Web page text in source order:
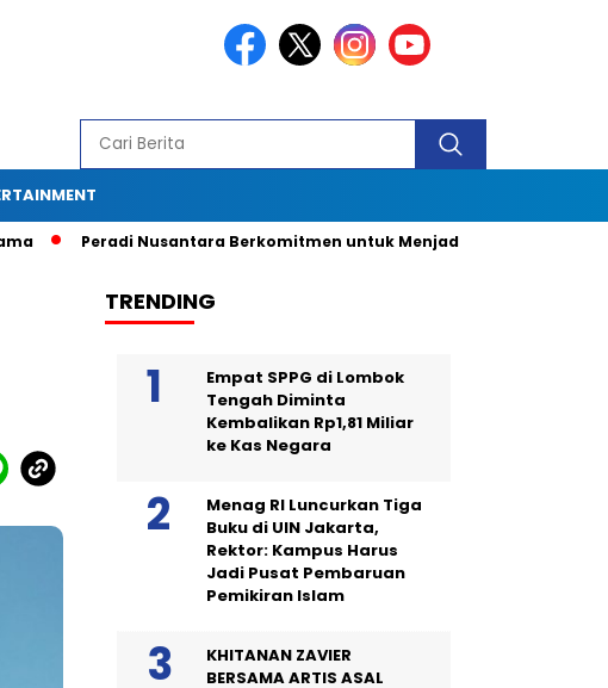
Peradi Nusantara Berkomitmen untuk Menjadi Advokat Spesialis dengan
TRENDING
Empat SPPG di Lombok
Tengah Diminta
Kembalikan Rp1,81 Miliar
ke Kas Negara
Menag RI Luncurkan Tiga
Buku di UIN Jakarta,
Rektor: Kampus Harus
Jadi Pusat Pembaruan
Pemikiran Islam
KHITANAN ZAVIER
BERSAMA ARTIS ASAL